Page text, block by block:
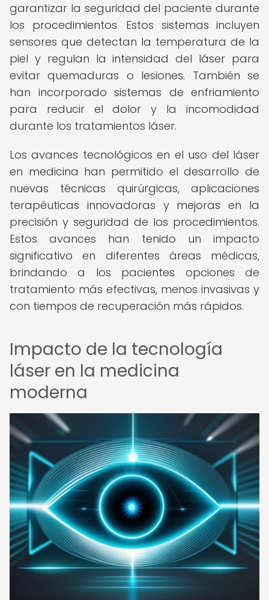
garantizar la seguridad del paciente durante
los procedimientos. Estos sistemas incluyen
sensores que detectan la temperatura de la
piel y regulan la intensidad del láser para
evitar quemaduras o lesiones. También se
han incorporado sistemas de enfriamiento
para reducir el dolor y la incomodidad
durante los tratamientos láser.
Los avances tecnológicos en el uso del láser
en medicina han permitido el desarrollo de
nuevas técnicas quirúrgicas, aplicaciones
terapéuticas innovadoras y mejoras en la
precisión y seguridad de los procedimientos.
Estos avances han tenido un impacto
significativo en diferentes áreas médicas,
brindando a los pacientes opciones de
tratamiento más efectivas, menos invasivas y
con tiempos de recuperación más rápidos.
Impacto de la tecnología
láser en la medicina
moderna